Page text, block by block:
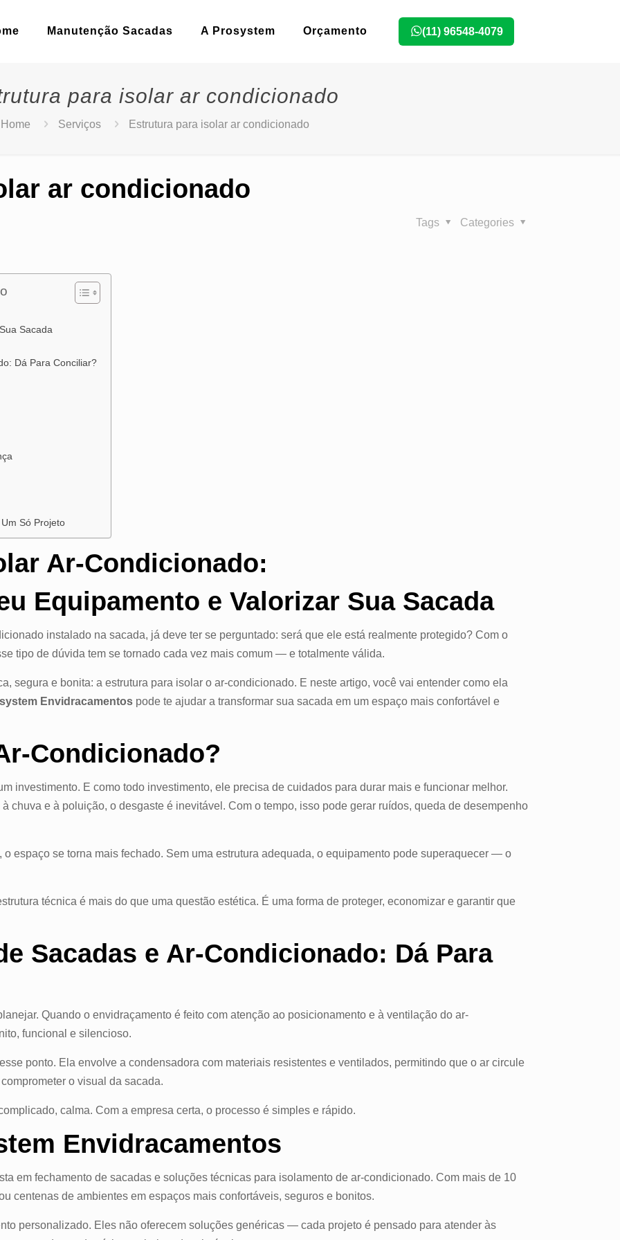
Manutenção Sacadas A Prosystem Orçamento (11) 96548-4079
para isolar ar condicionado
Home Serviços Estrutura para isolar ar condicionado
ar condicionado
Categories
Tags
Sacada
Dá Para Conciliar?
Só Projeto
Ar-Condicionado:
Equipamento e Valorizar Sua Sacada
instalado na sacada, já deve ter se perguntado: será que ele está realmente protegido? Com o
tipo de dúvida tem se tornado cada vez mais comum — e totalmente válida.
segura e bonita: a estrutura para isolar o ar-condicionado. E neste artigo, você vai entender como ela
Envidracamentos pode te ajudar a transformar sua sacada em um espaço mais confortável e
Condicionado?
investimento. E como todo investimento, ele precisa de cuidados para durar mais e funcionar melhor.
chuva e à poluição, o desgaste é inevitável. Com o tempo, isso pode gerar ruídos, queda de desempenho
espaço se torna mais fechado. Sem uma estrutura adequada, o equipamento pode superaquecer — o
técnica é mais do que uma questão estética. É uma forma de proteger, economizar e garantir que
Sacadas e Ar-Condicionado: Dá Para
Quando o envidraçamento é feito com atenção ao posicionamento e à ventilação do ar-
funcional e silencioso.
ponto. Ela envolve a condensadora com materiais resistentes e ventilados, permitindo que o ar circule
o visual da sacada.
calma. Com a empresa certa, o processo é simples e rápido.
Envidracamentos
em fechamento de sacadas e soluções técnicas para isolamento de ar-condicionado. Com mais de 10
centenas de ambientes em espaços mais confortáveis, seguros e bonitos.
personalizado. Eles não oferecem soluções genéricas — cada projeto é pensado para atender às